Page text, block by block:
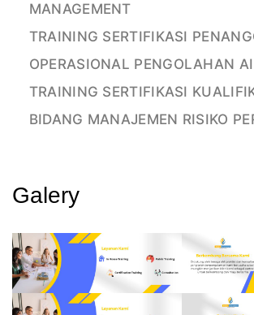
MANAGEMENT
TRAINING SERTIFIKASI
OPERASIONAL PENGOLAHAN
TRAINING SERTIFIKASI
BIDANG MANAJEMEN RISIKO
Galery